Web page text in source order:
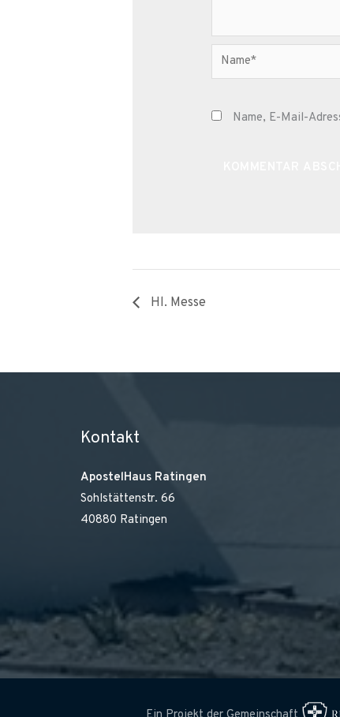
Name*
Name, E-Mail-
Hl. Messe
Kontakt
ApostelHaus Ratingen
Sohlstättenstr. 66
40880 Ratingen